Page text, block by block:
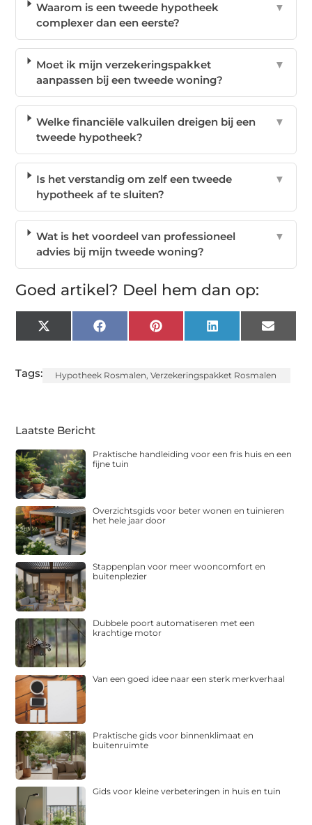
Waarom is een tweede hypotheek
complexer dan een eerste?
▼
Moet ik mijn verzekeringspakket
aanpassen bij een tweede woning?
▼
Welke financiële valkuilen dreigen bij een
tweede hypotheek?
▼
Is het verstandig om zelf een tweede
hypotheek af te sluiten?
▼
Wat is het voordeel van professioneel
advies bij mijn tweede woning?
▼
Goed artikel? Deel hem dan op:
X
(Twitter)
FacebookPinterest LinkedIn Email
Tags: Hypotheek Rosmalen,Verzekeringspakket Rosmalen
Laatste Bericht
Praktische handleiding voor een fris huis en een
fijne tuin
Overzichtsgids voor beter wonen en tuinieren
het hele jaar door
Stappenplan voor meer wooncomfort en
buitenplezier
Dubbele poort automatiseren met een
krachtige motor
Van een goed idee naar een sterk merkverhaal
Praktische gids voor binnenklimaat en
buitenruimte
Gids voor kleine verbeteringen in huis en tuin